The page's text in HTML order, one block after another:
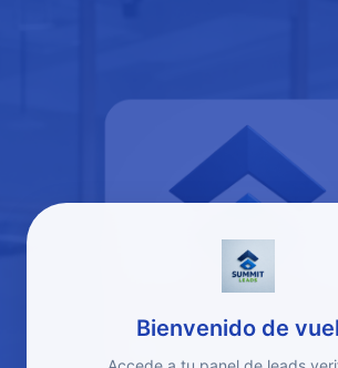
Bienvenido de